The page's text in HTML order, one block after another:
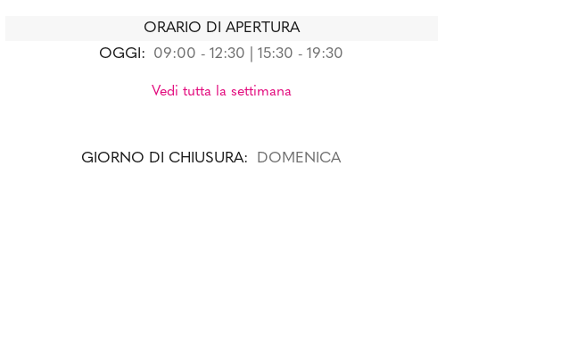
ORARIO DI APERTURA
OGGI:
09:00 - 12:30 | 15:30 - 19:30
Vedi tutta la settimana
GIORNO DI CHIUSURA: DOMENICA